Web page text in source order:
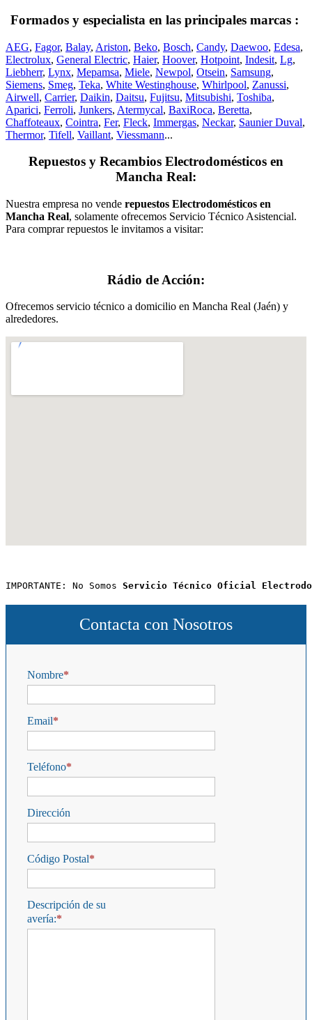
Formados y especialista en las principales marcas :
AEG, Fagor, Balay, Ariston, Beko, Bosch, Candy, Daewoo, Edesa,
Electrolux, General Electric, Haier, Hoover, Hotpoint, Indesit, Lg,
Liebherr, Lynx, Mepamsa, Miele, Newpol, Otsein, Samsung,
Siemens, Smeg, Teka, White Westinghouse, Whirlpool, Zanussi,
Airwell, Carrier, Daikin, Daitsu, Fujitsu, Mitsubishi, Toshiba,
Aparici, Ferroli, Junkers, Atermycal, BaxiRoca, Beretta,
Chaffoteaux, Cointra, Fer, Fleck, Immergas, Neckar, Saunier Duval,
Thermor, Tifell, Vaillant, Viessmann...
Repuestos y Recambios Electrodomésticos en
Mancha Real:
Nuestra empresa no vende repuestos Electrodomésticos en
Mancha Real, solamente ofrecemos Servicio Técnico Asistencial.
Para comprar repuestos le invitamos a visitar:
Rádio de Acción:
Ofrecemos servicio técnico a domicilio en Mancha Real (Jaén) y
alrededores.
IMPORTANTE: No Somos Servicio Técnico Oficial
Contacta con Nosotros
Nombre
Email
Teléfono
Dirección
Código Postal
Descripción de su
avería: